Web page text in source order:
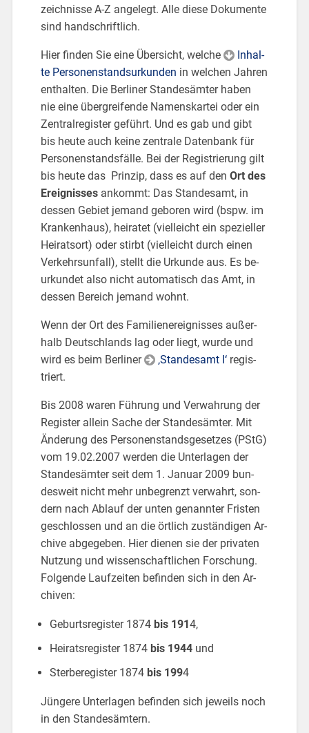
zeich­nis­se A-Z an­ge­legt. Alle diese Do­ku­men­te
sind hand­schrift­lich.
Hier fin­den Sie eine Über­sicht, wel­che
In­hal­
te Per­so­nen­standsur­kun­den in wel­chen Jah­ren
ent­hal­ten. Die Ber­li­ner Stan­des­äm­ter haben
nie eine über­grei­fen­de Na­mens­kar­tei oder ein
Zen­tral­re­gis­ter ge­führt. Und es gab und gibt
bis heute auch keine zen­tra­le Da­ten­bank für
Per­so­nen­stands­fäl­le. Bei der Re­gis­trie­rung gilt
bis heute das Prin­zip, dass es auf denOrt des
Er­eig­nis­ses an­kommt: Das Stan­des­amt, in
des­sen Ge­biet je­mand ge­bo­ren wird (bspw. im
Kran­ken­haus), hei­ra­tet (viel­leicht ein spe­zi­el­ler
Hei­rats­ort) oder stirbt (viel­leicht durch einen
Ver­kehrs­un­fall), stellt die Ur­kun­de aus. Es be­
ur­kun­det also nicht au­to­ma­tisch das Amt, in
des­sen Be­reich je­mand wohnt.
Wenn der Ort des Fa­mi­li­ener­eig­nis­ses au­ßer­
halb Deutsch­lands lag oder liegt, wurde und
wird es beim Ber­li­ner
‚Stan­des­amt I‘ re­gis­
triert.
Bis 2008 waren Füh­rung und Ver­wah­rung der
Re­gis­ter al­lein Sache der Stan­des­äm­ter. Mit
Än­de­rung des Per­so­nen­stands­ge­set­zes (PStG)
vom 19.02.2007 wer­den die Un­ter­la­gen der
Stan­des­äm­ter seit dem 1. Ja­nu­ar 2009 bun­
des­weit nicht mehr un­be­grenzt ver­wahrt, son­
dern nach Ab­lauf der unten ge­nann­ter Fris­ten
ge­schlos­sen und an die ört­lich zu­stän­di­gen Ar­
chi­ve ab­ge­ge­ben. Hier die­nen sie der pri­va­ten
Nut­zung und wis­sen­schaft­li­chen For­schung.
Fol­gen­de Lauf­zei­ten be­fin­den sich in den Ar­
chi­ven:
Ge­burts­re­gis­ter 1874 bis 1914,
Hei­rats­re­gis­ter 1874 bis 1944 und
Ster­be­re­gis­ter 1874 bis 1994
Jün­ge­re Un­ter­la­gen be­fin­den sich je­weils noch
in den Stan­des­äm­tern.